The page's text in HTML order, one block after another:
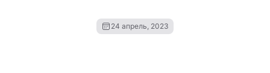
24 апрель, 2023